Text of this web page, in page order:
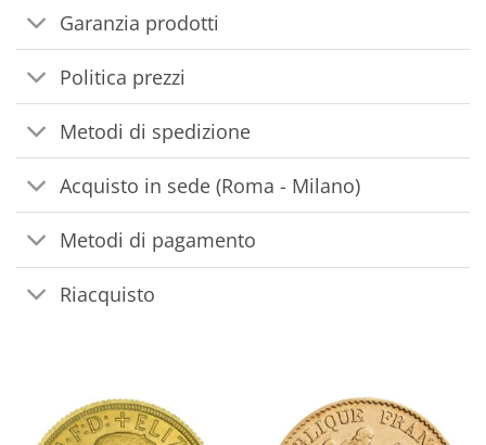
Garanzia prodotti
Politica prezzi
Metodi di spedizione
Acquisto in sede (Roma - Milano)
Metodi di pagamento
Riacquisto